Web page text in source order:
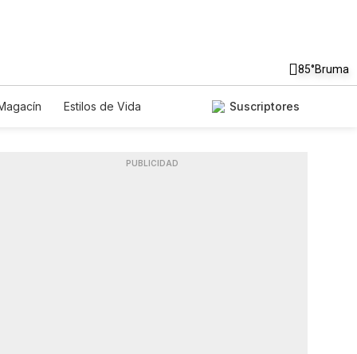
85°Bruma
Estilos de Vida
Suscriptores
PUBLICIDAD